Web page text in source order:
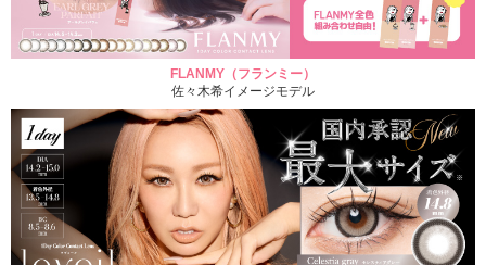
FLANMY（フランミー）
佐々木希イメージモデル